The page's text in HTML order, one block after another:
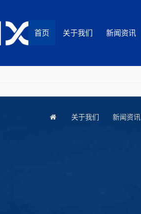
首页 关于我们 新闻资讯
关于我们 新闻资讯